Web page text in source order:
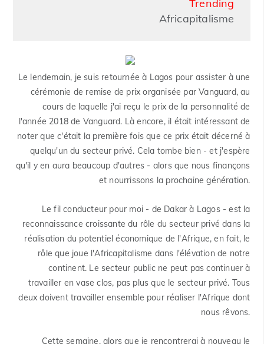
Trending
Africapitalisme
Le lendemain, je suis retournée à Lagos pour assister à une
cérémonie de remise de prix organisée par Vanguard, au
cours de laquelle j'ai reçu le prix de la personnalité de
l'année 2018 de Vanguard. Là encore, il était intéressant de
noter que c'était la première fois que ce prix était décerné à
quelqu'un du secteur privé. Cela tombe bien - et j'espère
qu'il y en aura beaucoup d'autres - alors que nous finançons
et nourrissons la prochaine génération.
Le fil conducteur pour moi - de Dakar à Lagos - est la
reconnaissance croissante du rôle du secteur privé dans la
réalisation du potentiel économique de l'Afrique, en fait, le
rôle que joue l'Africapitalisme dans l'élévation de notre
continent. Le secteur public ne peut pas continuer à
travailler en vase clos, pas plus que le secteur privé. Tous
deux doivent travailler ensemble pour réaliser l'Afrique dont
nous rêvons.
Cette semaine, alors que je rencontrerai à nouveau le